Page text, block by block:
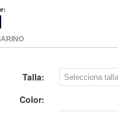
Talla:
Color: